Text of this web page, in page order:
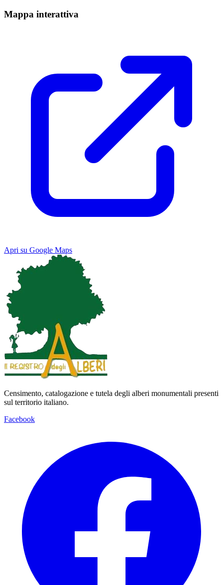
Mappa interattiva
Apri su Google Maps
Map Satellite
Keyboard shortcuts
Censimento, catalogazione e tutela degli alberi monumentali presenti
sul territorio italiano.
Facebook